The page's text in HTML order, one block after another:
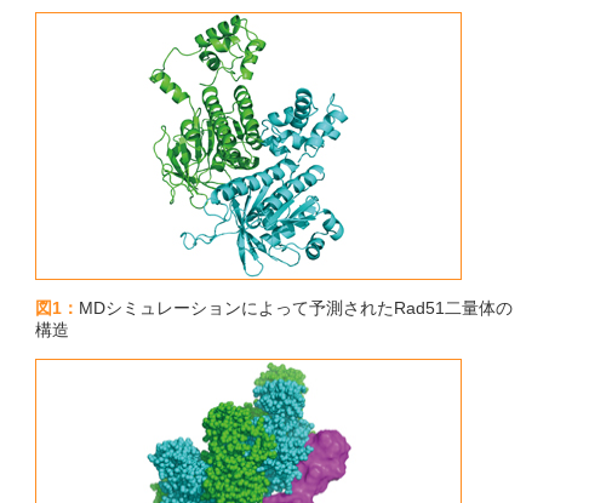
図1： MDシミュレーションによって予測されたRad51二量体の
構造